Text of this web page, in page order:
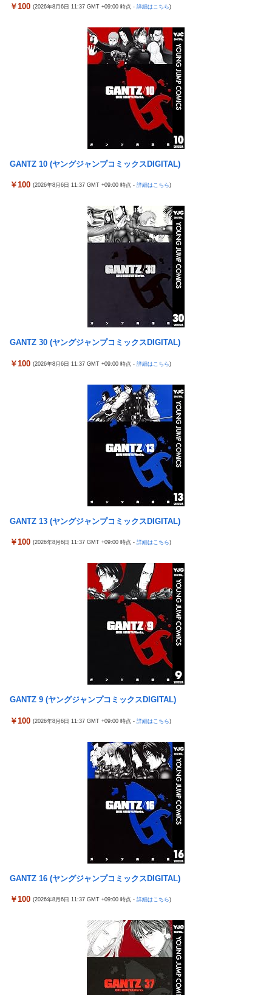
が逮捕
【悲報】俺、「株の損失」が凄すぎて死にたい・・・
東京五輪出場の元重量挙げ日本代表選手逮捕 コンビニで卵2パ
ックとしょうゆ1本(835円相当)万引きし店長をケガさせたか
国民「円安で生活が苦しい！」高市「すぐにアメリカと異例の協
調介入して円高にしました」
水戸かな 人妻・主婦 不倫した【妻・かな】とその【相手・美
咲】にチ×ポを捻じ込んで子宮で理解らせてやった。
「コンビニ、馬鹿にすんなよ」→あのオーナー夫婦、不起訴ｗｗ
落ちる
高市政権「減税します」→財源「これから考えます」
【速報】日本一ソフトウェア「定価9000円のゲームです。買って
下さい。」→結果・・・
【訃報】人気Vtuberの犬、19歳で死去
とんでもない「積みプラ」がテレビで放送されてしまう
【正論】X民「真の弱者男性は恋愛ゲームとかアニメ見てない。
本当の闇を見せるね」←170000バズwwwwwww
【速報】ジャンポケ斎藤、求刑7年で逝く。実刑確実か
【シンデレラガールズ】 百鬼夜行をテーマとしたPOP UP SHOP
然エ□動画撮影の竿役を頼まれて…！？
チャド参戦でKNOCK OUTとRISE ケンカ勃発
ChatGPTに聞いた10年後の18期
エクスアリーナ松戸がディスクアップ2を撤去したらしくディス
クアッパーさん達から落胆の声
エクスアリーナ松戸がディスクアップ2を撤去したらしくディス
セクシー女優「熊本に300万円寄付します」 アンチ「汚い金あり
No.1！出率98％、平均19回転とフェアに楽しめる数値が出てい
世界初の超伝導量子熱機関…燃料もピストンもない量子エンジン
指摘に部下怒り 「あなたは失格です」。上司は泣いて辞職
【悲報】若年男性が自信喪失してしまった原因が判明 → ………
【画像あり】タイミーで行った会社に「直雇用のバイト」で行っ
（ ´_ゝ`） 蓮舫さん、ｘに投稿された被災地視察の高市首相の写
真を猛批判「掲載するのを止める人は誰もいなかったのか」「あ
まりにも愕然としていま...
【辺野古転覆】同志社国際高の説明、嘘だらけだった…ヘリ基地
【エヴァンゲリオン】 セガ「アヤナミレイ（仮称）‐プラグスー
ツVer.」プライズフィギュア【彩色原型公開】
【日向坂46】 下着姿のかほりん、大丈夫かこれ…
【FF16】 「ファイナルファンタジー16」発売日が6/22に決定＆
最新PV公開！思ったより発売早い…もう半年後か！
彼氏にバレるかもしれない背徳感
【朗報】 ほの暮らしの庭、100時間遊べてストーリーも面白いス
タバレの上位互換だとまじで好評
【朗報】 消費減税、閣議決定 来年4月から2年間1％に
【NBA】サンズのディロン・ブルックスが、チームと3年73milで
Spotify最近入れたんだけどこんなに無料で曲聴けるとは思って
【画像】福岡、こんなのが普通に走ってるｗｗｗｗｗｗｗｗｗｗ
【画像】 JCさん、整体マッサージ中におっ〇い丸見え放送事
間止まって消息不明に
と「Type-B」になってしまう
「コンビニ、馬鹿にすんなよ」→あのオーナー夫婦、不起訴ｗｗ
【悲報】ジャンプ、ついに98万部…全盛期653万部からここまで
高市政権「減税します」→財源「これから考えます」
【悲報】熊本は猛暑と断水…その頃、茂木外相は中南米でニッコ
【エ□漫画】 学校で一番人気で憧れの清楚美人先輩JKに何故か突
然エ□動画撮影の竿役を頼まれて…！？
は直近での値上げ可能性低い」
エクスアリーナ松戸がディスクアップ2を撤去したらしくディス
クアッパーさん達から落胆の声
セクシー女優「熊本に300万円寄付します」 アンチ「汚い金あり
【実戦報告】eSAOアリシゼーションの評判まとめ！新台稼働
No.1！出率98％、平均19回転とフェアに楽しめる数値が出てい
やヒデヨシちゃんはママなのか。ノブ様はママではないのかを
【日向坂46】 下着姿のかほりん、大丈夫かこれ…
彼氏にバレるかもしれない背徳感
【朗報】 消費減税、閣議決定 来年4月から2年間1％に
【NBA】サンズのディロン・ブルックスが、チームと3年73milで
【画像】 JCさん、整体マッサージ中におっ〇い丸見え放送事
故！オカズにされてシコられまくるｗｗｗ
エクスアリーナ松戸がディスクアップ2を撤去したらしくディス
いが一番見た目好み
結局おまえらが求める『RPGの理想の主人公』って一体どういう
突進してきた牛を跳び越えたら、牛が固まって動かなくなった闘
牛場の映像【海外の反応】
妊婦の田中みな実が背中横乳出した大胆露出衣装で登場
【ポケモンGO】リモート交換って 大半が交換レート合わせない
￥100 (2026年8月6日 11:37 GMT +09:00 時点 - 詳細はこちら)
GANTZ 10 (ヤングジャンプコミックスDIGITAL)
￥100 (2026年8月6日 11:37 GMT +09:00 時点 - 詳細はこちら)
GANTZ 30 (ヤングジャンプコミックスDIGITAL)
￥100 (2026年8月6日 11:37 GMT +09:00 時点 - 詳細はこちら)
GANTZ 13 (ヤングジャンプコミックスDIGITAL)
￥100 (2026年8月6日 11:37 GMT +09:00 時点 - 詳細はこちら)
GANTZ 9 (ヤングジャンプコミックスDIGITAL)
￥100 (2026年8月6日 11:37 GMT +09:00 時点 - 詳細はこちら)
GANTZ 16 (ヤングジャンプコミックスDIGITAL)
￥100 (2026年8月6日 11:37 GMT +09:00 時点 - 詳細はこちら)